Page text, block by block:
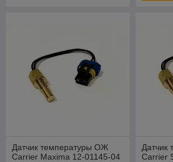
Датчик температуры ОЖ
Carrier Maxima 12-01145-04
Датчик
Carrier